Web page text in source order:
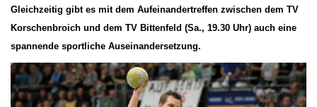
Gleichzeitig gibt es mit dem Aufeinandertreffen zwischen dem TV
Korschenbroich und dem TV Bittenfeld (Sa., 19.30 Uhr) auch eine
spannende sportliche Auseinandersetzung.